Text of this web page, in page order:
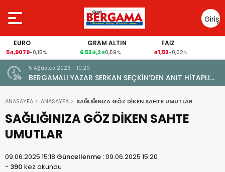
Giriş
Yap
EURO
54,9079-0,15%
GRAM ALTIN
6.534,240,59%
FAİZ
41,53-0,02%
5 Ağustos 2026 - 10:29
BERGAMALI YAZAR SERKAN SEÇKİN’DEN ANIT HİTAPLI
KİTAP: “PERGAMON’DAN ARTVİN’E”
ANASAYFA ANASAYFA SAĞLIĞINIZA GÖZ DİKEN SAHTE UMUTLAR
SAĞLIĞINIZA GÖZ DİKEN SAHTE
UMUTLAR
09.06.2025 15:18 Güncellenme :09.06.2025 15:20
- 390 kez okundu